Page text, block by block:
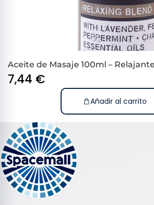
Aceite de Masaje 100ml – Relajante
7,44 €
Añadir al carrito